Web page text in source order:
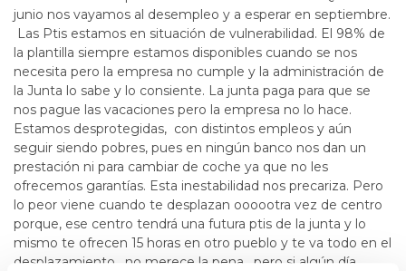
junio nos vayamos al desempleo y a esperar en septiembre.
Las Ptis estamos en situación de vulnerabilidad. El 98% de
la plantilla siempre estamos disponibles cuando se nos
necesita pero la empresa no cumple y la administración de
la Junta lo sabe y lo consiente. La junta paga para que se
nos pague las vacaciones pero la empresa no lo hace.
Estamos desprotegidas, con distintos empleos y aún
seguir siendo pobres, pues en ningún banco nos dan un
prestación ni para cambiar de coche ya que no les
ofrecemos garantías. Esta inestabilidad nos precariza. Pero
lo peor viene cuando te desplazan oooootra vez de centro
porque, ese centro tendrá una futura ptis de la junta y lo
mismo te ofrecen 15 horas en otro pueblo y te va todo en el
desplazamiento, no merece la pena, pero si algún día